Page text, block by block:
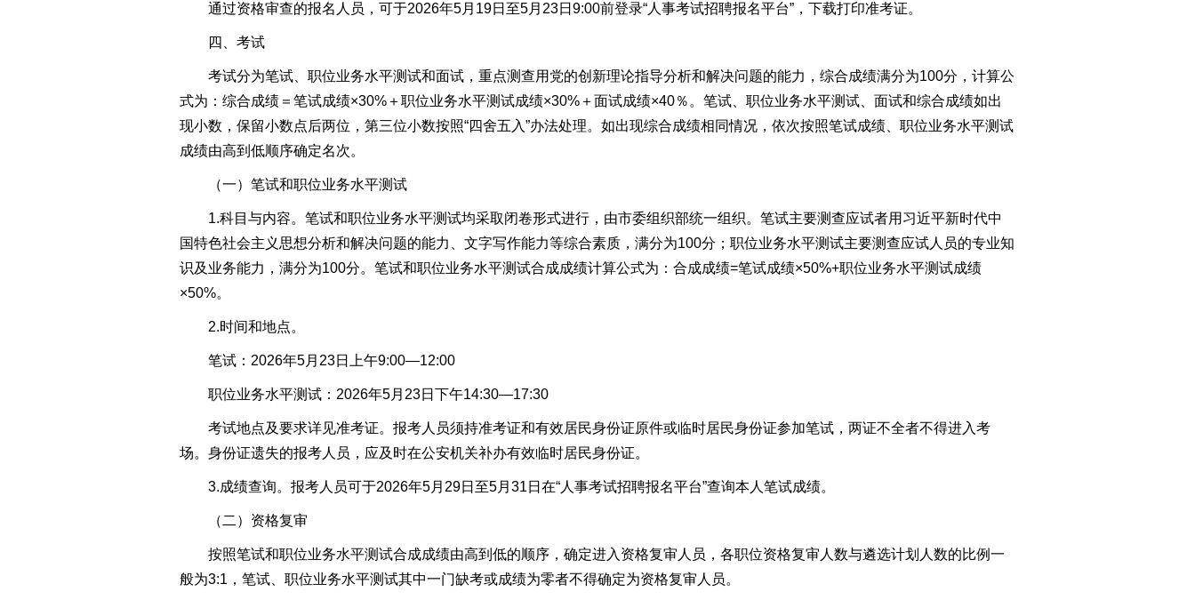
通过资格审查的报名人员，可于2026年5月19日至5月23日9:00前登录“人事考试招聘报名平台”，下载打印准考证。
四、考试
考试分为笔试、职位业务水平测试和面试，重点测查用党的创新理论指导分析和解决问题的能力，综合成绩满分为100分，计算公
式为：综合成绩＝笔试成绩×30%＋职位业务水平测试成绩×30%＋面试成绩×40％。笔试、职位业务水平测试、面试和综合成绩如出
现小数，保留小数点后两位，第三位小数按照“四舍五入”办法处理。如出现综合成绩相同情况，依次按照笔试成绩、职位业务水平测试
成绩由高到低顺序确定名次。
（一）笔试和职位业务水平测试
1.科目与内容。笔试和职位业务水平测试均采取闭卷形式进行，由市委组织部统一组织。笔试主要测查应试者用习近平新时代中
国特色社会主义思想分析和解决问题的能力、文字写作能力等综合素质，满分为100分；职位业务水平测试主要测查应试人员的专业知
识及业务能力，满分为100分。笔试和职位业务水平测试合成成绩计算公式为：合成成绩=笔试成绩×50%+职位业务水平测试成绩
×50%。
2.时间和地点。
笔试：2026年5月23日上午9:00—12:00
职位业务水平测试：2026年5月23日下午14:30—17:30
考试地点及要求详见准考证。报考人员须持准考证和有效居民身份证原件或临时居民身份证参加笔试，两证不全者不得进入考
场。身份证遗失的报考人员，应及时在公安机关补办有效临时居民身份证。
3.成绩查询。报考人员可于2026年5月29日至5月31日在“人事考试招聘报名平台”查询本人笔试成绩。
（二）资格复审
按照笔试和职位业务水平测试合成成绩由高到低的顺序，确定进入资格复审人员，各职位资格复审人数与遴选计划人数的比例一
般为3:1，笔试、职位业务水平测试其中一门缺考或成绩为零者不得确定为资格复审人员。